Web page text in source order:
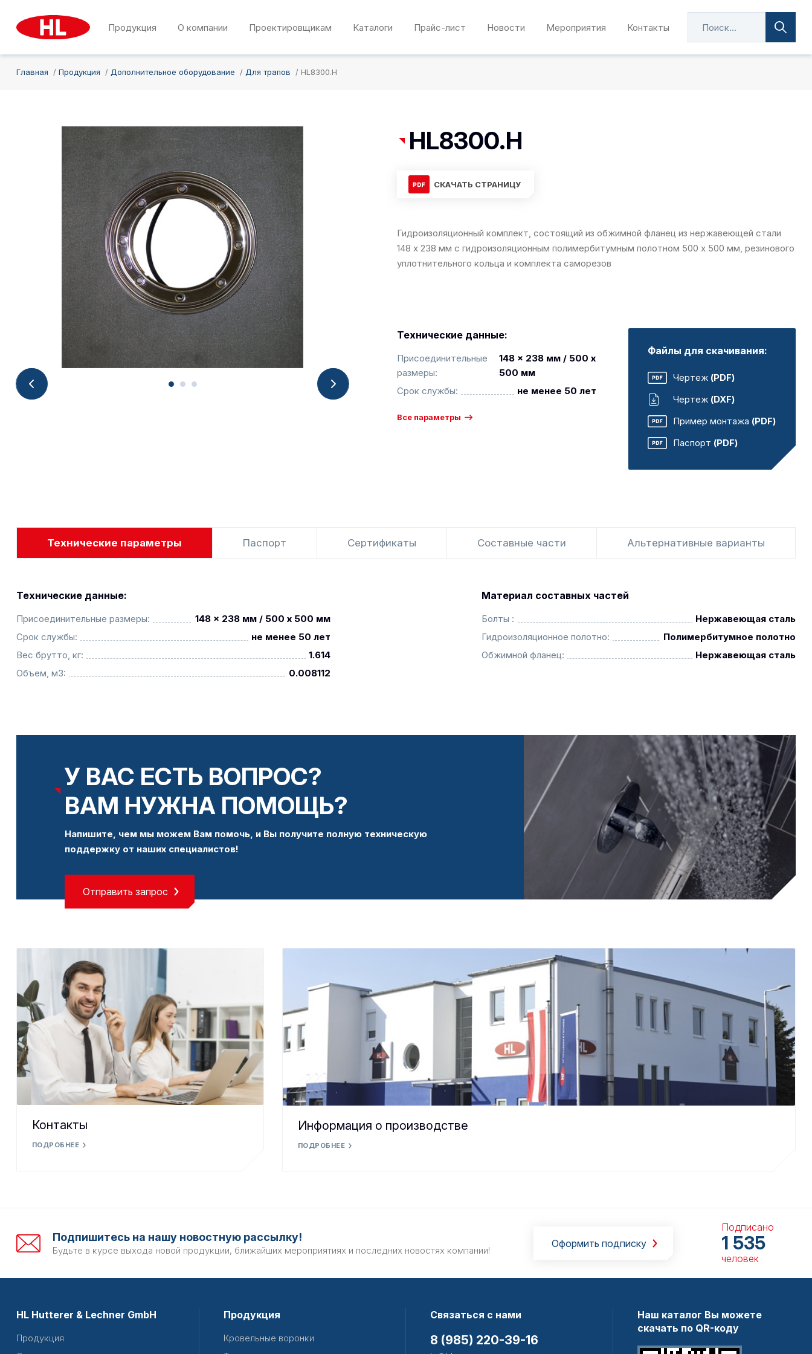
Продукция О компании Проектировщикам Каталоги Прайс-лист Новости Мероприятия Контакты
Главная Продукция Дополнительное оборудование Для трапов HL8300.H
HL8300.H
СКАЧАТЬ СТРАНИЦУ
Гидроизоляционный комплект, состоящий из обжимной фланец из нержавеющей стали
148 x 238 мм с гидроизоляционным полимербитумным полотном 500 х 500 мм, резинового
уплотнительного кольца и комплекта саморезов
Технические данные:
Присоединительные
размеры:
148 x 238 мм / 500 x
500 мм
Срок службы:
не менее 50 лет
Все параметры
Файлы для скачивания:
Чертеж (PDF)
Чертеж (DXF)
Пример монтажа (PDF)
Паспорт (PDF)
Технические параметры Паспорт Сертификаты Составные части Альтернативные варианты
Технические данные:
Присоединительные размеры:
148 x 238 мм / 500 x 500 мм
Срок службы:
не менее 50 лет
Вес брутто, кг:
1.614
Объем, м3:
0.008112
Материал составных частей
Болты :
Нержавеющая сталь
Гидроизоляционное полотно:
Полимербитумное полотно
Обжимной фланец:
Нержавеющая сталь
У ВАС ЕСТЬ ВОПРОС?
ВАМ НУЖНА ПОМОЩЬ?
Напишите, чем мы можем Вам помочь, и Вы получите полную техническую
поддержку от наших специалистов!
Отправить запрос
Контакты
ПОДРОБНЕЕ
Информация о производстве
ПОДРОБНЕЕ
Подпишитесь на нашу новостную рассылку!
Будьте в курсе выхода новой продукции, ближайших мероприятиях и последних новостях компании!
Оформить подписку
Подписано
1 535
человек
HL Hutterer & Lechner GmbH
Продукция
Продукция
Кровельные воронки
Связаться с нами
8 (985) 220-39-16
Наш каталог Вы можете
скачать по QR-коду